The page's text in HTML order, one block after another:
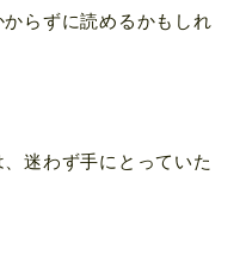
らずに読めるかもしれ
迷わず手にとっていた